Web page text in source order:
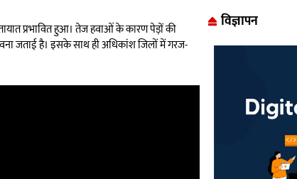
प्रभावित हुआ। तेज हवाओं के कारण पेड़ों की
जताई है। इसके साथ ही अधिकांश जिलों में गरज-
विज्ञापन